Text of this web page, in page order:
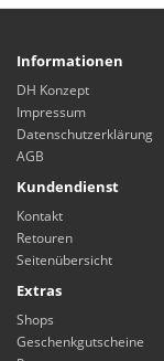
Informationen
DH Konzept
Impressum
Datenschutzerklärung
AGB
Kundendienst
Kontakt
Retouren
Seitenübersicht
Extras
Shops
Geschenkgutscheine